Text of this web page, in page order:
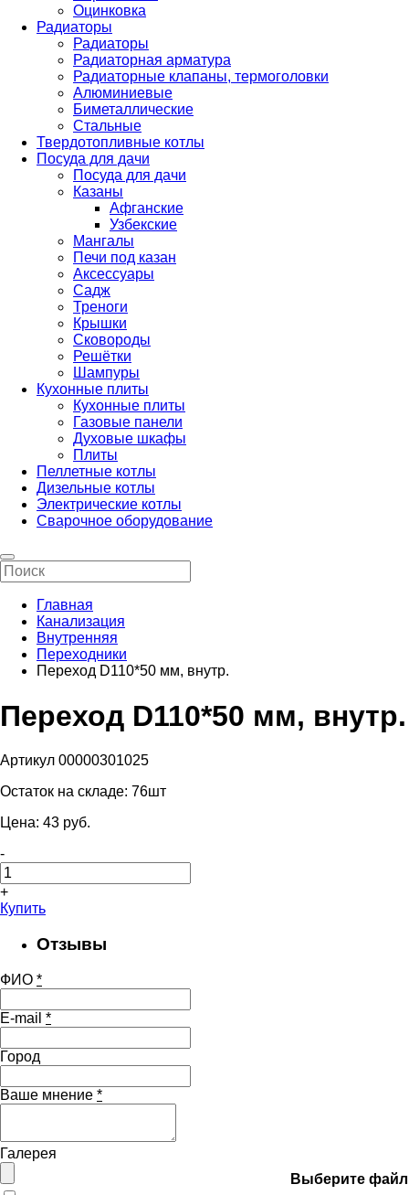
Оцинковка
Радиаторы
Радиаторы
Радиаторная арматура
Радиаторные клапаны, термоголовки
Алюминиевые
Биметаллические
Стальные
Твердотопливные котлы
Посуда для дачи
Посуда для дачи
Казаны
Афганские
Узбекские
Мангалы
Печи под казан
Аксессуары
Садж
Треноги
Крышки
Сковороды
Решётки
Шампуры
Кухонные плиты
Кухонные плиты
Газовые панели
Духовые шкафы
Плиты
Пеллетные котлы
Дизельные котлы
Электрические котлы
Сварочное оборудование
Главная
Канализация
Внутренняя
Переходники
Переход D110*50 мм, внутр.
Переход D110*50 мм, внутр.
Артикул 00000301025
Остаток на складе: 76шт
Цена: 43 pуб.
-
+
Купить
Отзывы
ФИО *
E-mail *
Город
Ваше мнение *
Галерея
Выберите файл